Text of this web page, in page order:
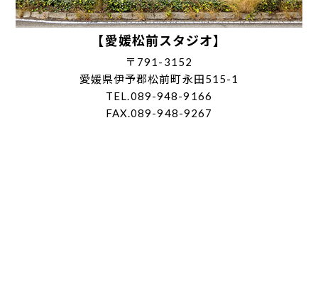
【愛媛松前スタジオ】
〒791-3152
愛媛県伊予郡松前町永田515-1
TEL.089-948-9166
FAX.089-948-9267